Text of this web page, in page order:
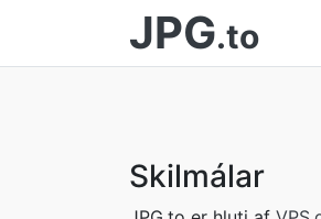
JPG.to
Skilmálar